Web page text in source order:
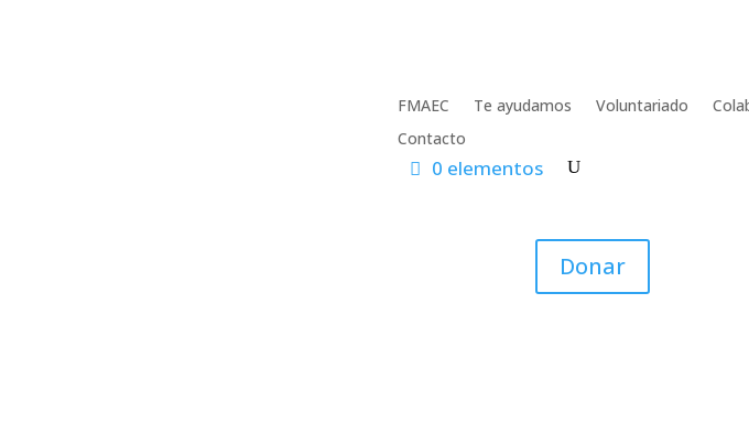
FMAEC Te ayudamos Voluntariado
Contacto
0 elementos
Donar